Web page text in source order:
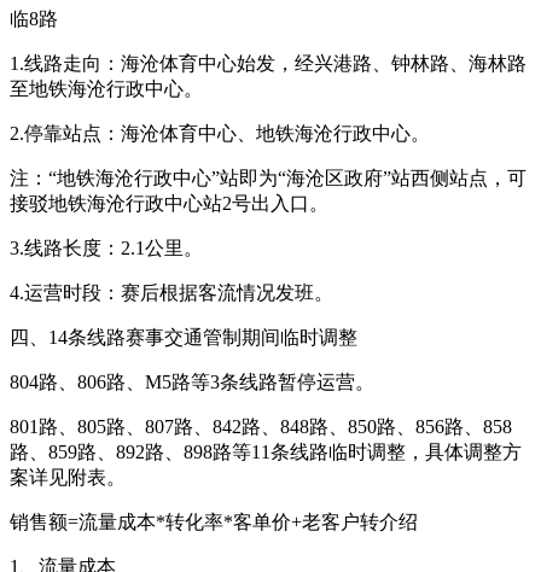
临8路
1.线路走向：海沧体育中心始发，经兴港路、钟林路、海林路
至地铁海沧行政中心。
2.停靠站点：海沧体育中心、地铁海沧行政中心。
注：“地铁海沧行政中心”站即为“海沧区政府”站西侧站点，可
接驳地铁海沧行政中心站2号出入口。
3.线路长度：2.1公里。
4.运营时段：赛后根据客流情况发班。
四、14条线路赛事交通管制期间临时调整
804路、806路、M5路等3条线路暂停运营。
801路、805路、807路、842路、848路、850路、856路、858
路、859路、892路、898路等11条线路临时调整，具体调整方
案详见附表。
销售额=流量成本*转化率*客单价+老客户转介绍
1、流量成本